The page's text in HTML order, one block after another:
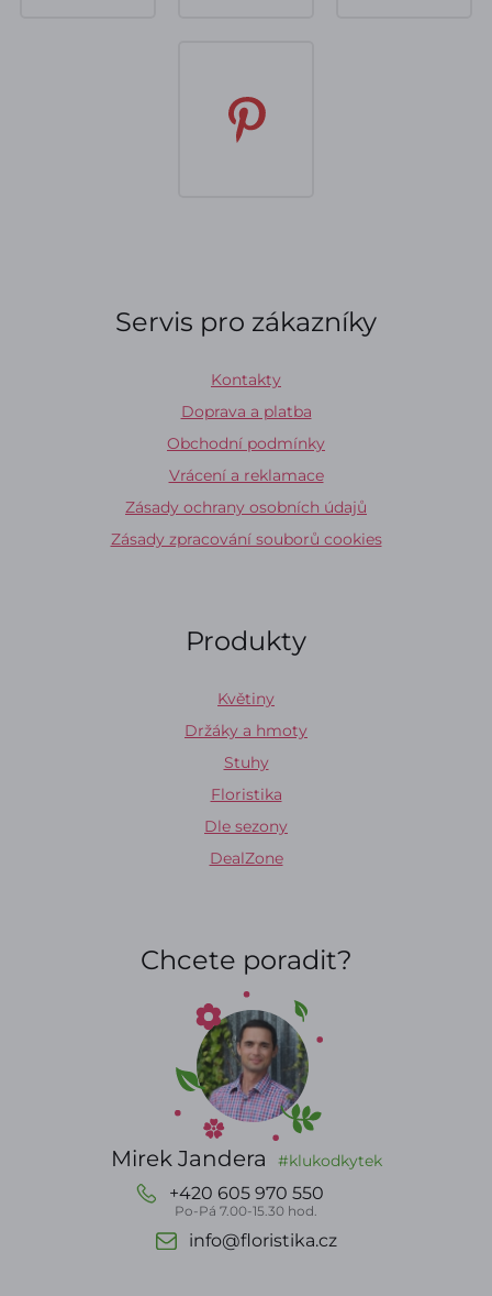
Servis pro zákazníky
Kontakty
Doprava a platba
Obchodní podmínky
Vrácení a reklamace
Zásady ochrany osobních údajů
Zásady zpracování souborů cookies
Produkty
Květiny
Držáky a hmoty
Stuhy
Floristika
Dle sezony
DealZone
Chcete poradit?
Mirek Jandera #klukodkytek
+420 605 970 550
Po-Pá 7.00-15.30 hod.
info@floristika.cz